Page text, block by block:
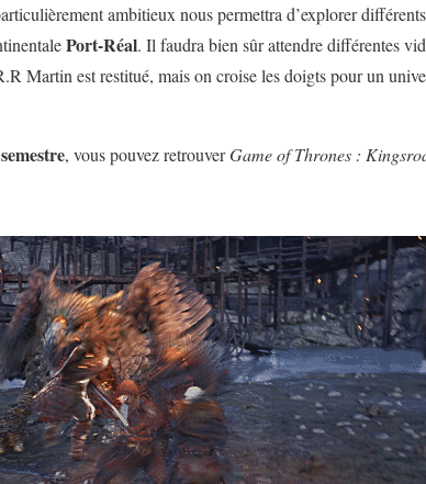
ambitieux nous permettra d’explorer
Port-Réal. Il faudra bien sûr attendre différentes
Martin est restitué, mais on croise les doigts pour un
, vous pouvez retrouverGame of Thrones :